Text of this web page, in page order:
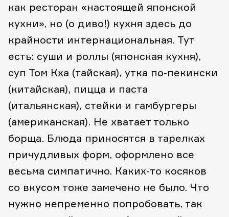
как ресторан «настоящей японской
кухни», но (о диво!) кухня здесь до
крайности интернациональная. Тут
есть: суши и роллы (японская кухня),
суп Том Кха (тайская), утка по-пекински
(китайская), пицца и паста
(итальянская), стейки и гамбургеры
(американская). Не хватает только
борща. Блюда приносятся в тарелках
причудливых форм, оформлено все
весьма симпатично. Каких-то косяков
со вкусом тоже замечено не было. Что
нужно непременно попробовать, так